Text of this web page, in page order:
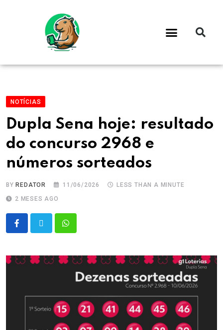
NOTÍCIAS
Dupla Sena hoje: resultado
do concurso 2968 e
números sorteados
BY REDATOR 11/06/2026
LESS THAN A MINUTE
2 MESES AGO